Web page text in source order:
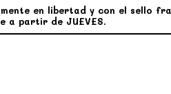
en libertad y con el sello
a partir de JUEVES.